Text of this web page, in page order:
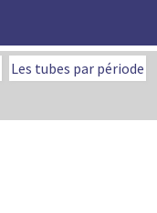
Les tubes par période